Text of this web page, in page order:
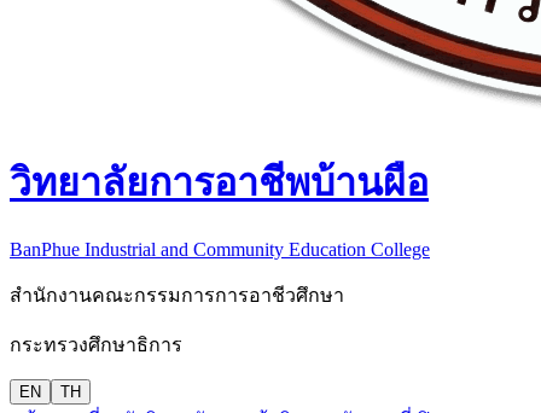
วิทยาลัยการอาชีพบ้านผือ
BanPhue Industrial and Community Education College
สำนักงานคณะกรรมการการอาชีวศึกษา
กระทรวงศึกษาธิการ
EN TH